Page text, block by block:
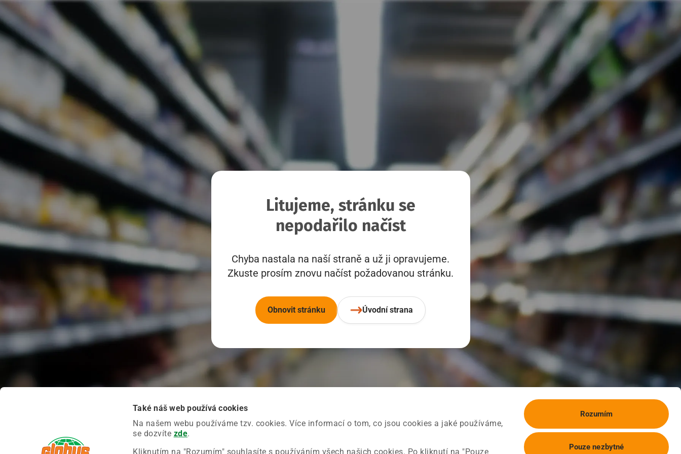
Také náš web používá cookies
Na našem webu používáme tzv. cookies. Více informací o tom, co jsou cookies a jaké používáme,
se dozvíte zde.
Kliknutím na "Rozumím" souhlasíte s používáním všech našich cookies. Po kliknutí na "Pouze
Rozumím
Pouze nezbytné
Litujeme, stránku se
nepodařilo načíst
Chyba nastala na naší straně a už ji opravujeme.
Zkuste prosím znovu načíst požadovanou stránku.
Obnovit stránku Úvodní strana